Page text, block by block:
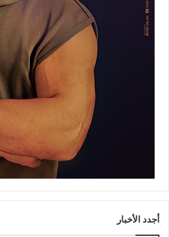
أجدد الأخبار